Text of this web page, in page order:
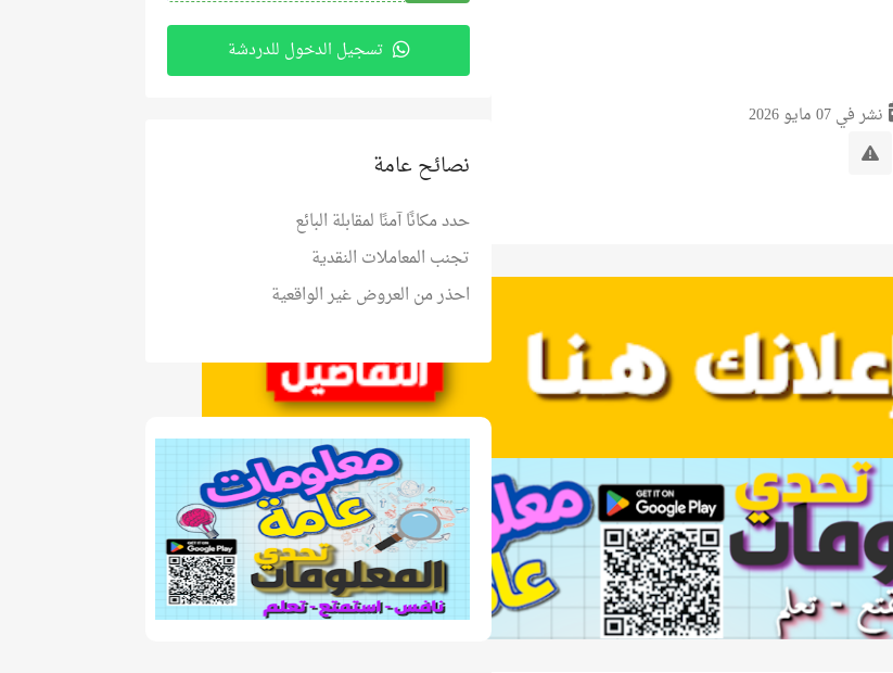
نشر في 07 مايو 2026
تسجيل الدخول للدردشة
نصائح عامة
حدد مكانًا آمنًا لمقابلة البائع
تجنب المعاملات النقدية
احذر من العروض غير الواقعية